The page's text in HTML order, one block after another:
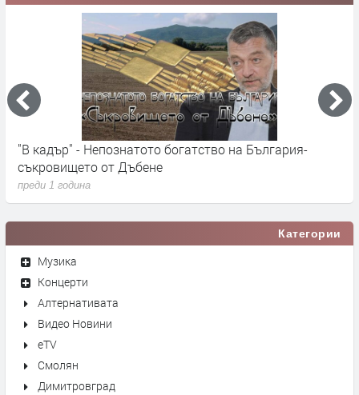
"В кадър" - Непознатото богатство на България-
съкровището от Дъбене
преди 1 година
Категории
Музика
Концерти
Алтернативата
Видео Новини
eTV
Смолян
Димитровград